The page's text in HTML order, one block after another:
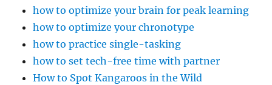
how to optimize your brain for peak learning
how to optimize your chronotype
how to practice single-tasking
how to set tech-free time with partner
How to Spot Kangaroos in the Wild